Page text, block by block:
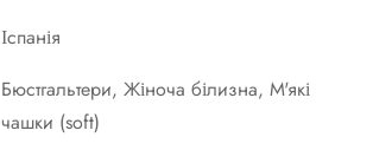
Іспанія
Бюстгальтери, Жіноча білизна, М'які
чашки (soft)